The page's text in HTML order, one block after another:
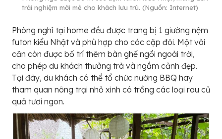
trải nghiệm mới mẻ cho khách lưu trú. (Nguồn: Internet)
Phòng nghỉ tại home đều được trang bị 1 giường nệm
futon kiểu Nhật và phù hợp cho các cặp đôi. Một vài
căn còn được bố trí thêm bàn ghế ngồi ngoài trời,
cho phép du khách thưởng trà và ngắm cảnh đẹp.
Tại đây, du khách có thể tổ chức nướng BBQ hay
tham quan nông trại nhỏ xinh có trồng các loại rau củ
quả tươi ngon.